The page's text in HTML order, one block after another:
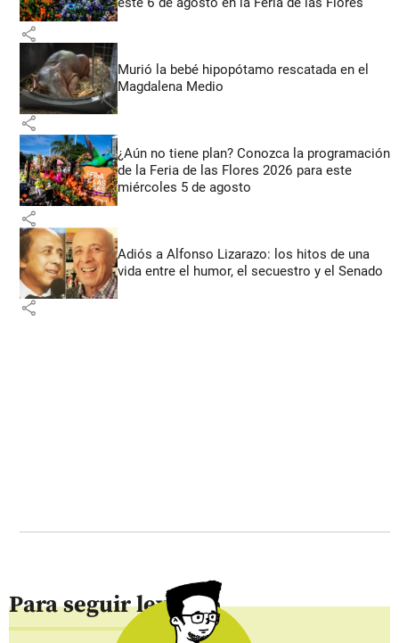
share
Murió la bebé hipopótamo rescatada en el
Magdalena Medio
share
¿Aún no tiene plan? Conozca la programación
de la Feria de las Flores 2026 para este
miércoles 5 de agosto
share
Adiós a Alfonso Lizarazo: los hitos de una
vida entre el humor, el secuestro y el Senado
share
Para seguir leyendo